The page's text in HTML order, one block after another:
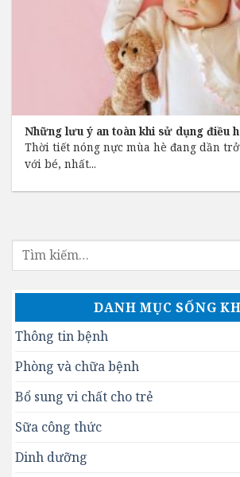
Những lưu ý an toàn khi sử dụng điều
Thời tiết nóng nực mùa hè đang dần
với bé, nhất...
DANH MỤC SỐNG
Thông tin bệnh
Phòng và chữa bệnh
Bổ sung vi chất cho trẻ
Sữa công thức
Dinh dưỡng